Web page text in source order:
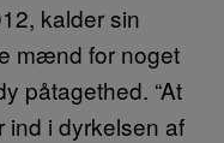
kalder sin
mænd for noget
påtagethed. “At
ind i dyrkelsen af